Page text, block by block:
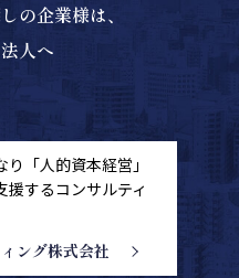
の企業様は、
人へ
「人的資本経営」
するコンサルティ
ング株式会社